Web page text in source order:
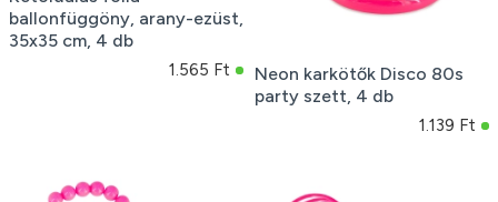
ballonfüggöny, arany-ezüst,
35x35 cm, 4 db
1.565 Ft
Neon karkötők Disco 80s
party szett, 4 db
1.139 Ft